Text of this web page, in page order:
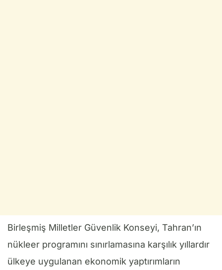
Birleşmiş Milletler Güvenlik Konseyi, Tahran’ın
nükleer programını sınırlamasına karşılık yıllardır
ülkeye uygulanan ekonomik yaptırımların